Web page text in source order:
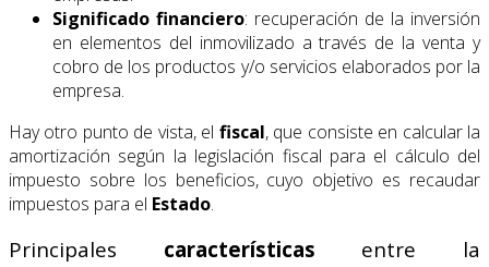
Significado financiero: recuperación de la inversión
en elementos del inmovilizado a través de la venta y
cobro de los productos y/o servicios elaborados por la
empresa.
Hay otro punto de vista, el fiscal, que consiste en calcular la
amortización según la legislación fiscal para el cálculo del
impuesto sobre los beneficios, cuyo objetivo es recaudar
impuestos para el Estado.
Principales características entre la